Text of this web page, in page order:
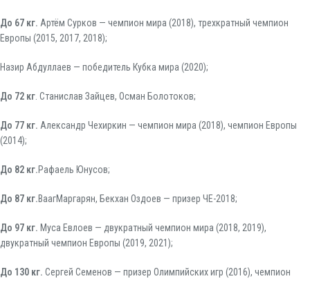
До 67 кг. Артём Сурков — чемпион мира (2018), трехкратный чемпион
Европы (2015, 2017, 2018);
Назир Абдуллаев — победитель Кубка мира (2020);
До 72 кг . Станислав Зайцев, Осман Болотоков;
До 77 кг. Александр Чехиркин — чемпион мира (2018), чемпион Европы
(2014);
До 82 кг.Рафаель Юнусов;
До 87 кг.ВаагМаргарян, Бекхан Оздоев — призер ЧЕ-2018;
До 97 кг. Муса Евлоев — двукратный чемпион мира (2018, 2019),
двукратный чемпион Европы (2019, 2021);
До 130 кг. Сергей Семенов — призер Олимпийских игр (2016), чемпион